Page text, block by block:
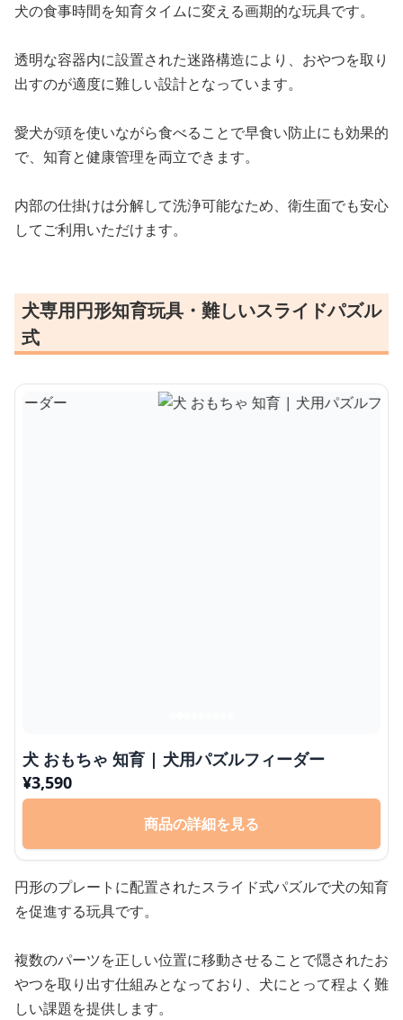
犬の食事時間を知育タイムに変える画期的な玩具です。
透明な容器内に設置された迷路構造により、おやつを取り
出すのが適度に難しい設計となっています。
愛犬が頭を使いながら食べることで早食い防止にも効果的
で、知育と健康管理を両立できます。
内部の仕掛けは分解して洗浄可能なため、衛生面でも安心
してご利用いただけます。
犬専用円形知育玩具・難しいスライドパズル
式
犬 おもちゃ 知育 | 犬用パズルフィーダー
¥3,590
商品の詳細を見る
円形のプレートに配置されたスライド式パズルで犬の知育
を促進する玩具です。
複数のパーツを正しい位置に移動させることで隠されたお
やつを取り出す仕組みとなっており、犬にとって程よく難
しい課題を提供します。